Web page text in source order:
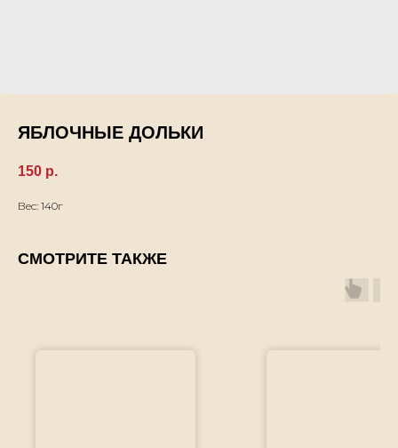
ЯБЛОЧНЫЕ ДОЛЬКИ
150 р.
Вес: 140г
СМОТРИТЕ ТАКЖЕ